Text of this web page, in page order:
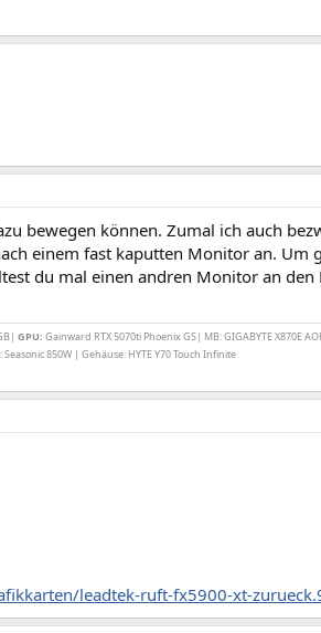
bewegen können. Zumal ich auch
einem fast kaputten Monitor an. Um
du mal einen andren Monitor an den
GPU: Gainward RTX 5070ti Phoenix GS| MB: GIGABYTE X870E
Seasonic 850W | Gehäuse: HYTE Y70 Touch Infinite
leadtek-ruft-fx5900-xt-